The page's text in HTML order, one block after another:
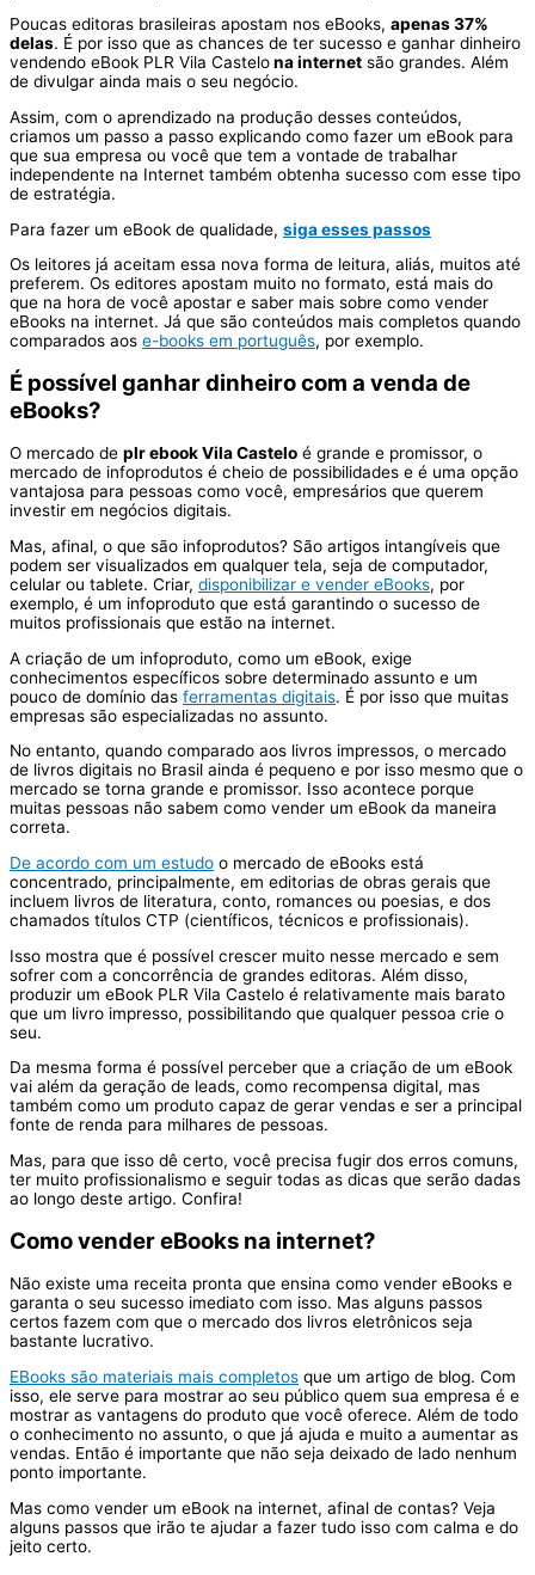
Poucas editoras brasileiras apostam nos eBooks, apenas 37%
delas. É por isso que as chances de ter sucesso e ganhar dinheiro
vendendo eBook PLR Vila Castelona internet são grandes. Além
de divulgar ainda mais o seu negócio.
Assim, com o aprendizado na produção desses conteúdos,
criamos um passo a passo explicando como fazer um eBook para
que sua empresa ou você que tem a vontade de trabalhar
independente na Internet também obtenha sucesso com esse tipo
de estratégia.
Para fazer um eBook de qualidade, siga esses passos
Os leitores já aceitam essa nova forma de leitura, aliás, muitos até
preferem. Os editores apostam muito no formato, está mais do
que na hora de você apostar e saber mais sobre como vender
eBooks na internet. Já que são conteúdos mais completos quando
comparados aos e-books em português, por exemplo.
É possível ganhar dinheiro com a venda de
eBooks?
O mercado de plr ebook Vila Castelo é grande e promissor, o
mercado de infoprodutos é cheio de possibilidades e é uma opção
vantajosa para pessoas como você, empresários que querem
investir em negócios digitais.
Mas, afinal, o que são infoprodutos? São artigos intangíveis que
podem ser visualizados em qualquer tela, seja de computador,
celular ou tablete. Criar, disponibilizar e vender eBooks, por
exemplo, é um infoproduto que está garantindo o sucesso de
muitos profissionais que estão na internet.
A criação de um infoproduto, como um eBook, exige
conhecimentos específicos sobre determinado assunto e um
pouco de domínio das ferramentas digitais. É por isso que muitas
empresas são especializadas no assunto.
No entanto, quando comparado aos livros impressos, o mercado
de livros digitais no Brasil ainda é pequeno e por isso mesmo que o
mercado se torna grande e promissor. Isso acontece porque
muitas pessoas não sabem como vender um eBook da maneira
correta.
De acordo com um estudo o mercado de eBooks está
concentrado, principalmente, em editorias de obras gerais que
incluem livros de literatura, conto, romances ou poesias, e dos
chamados títulos CTP (científicos, técnicos e profissionais).
Isso mostra que é possível crescer muito nesse mercado e sem
sofrer com a concorrência de grandes editoras. Além disso,
produzir um eBook PLR Vila Castelo é relativamente mais barato
que um livro impresso, possibilitando que qualquer pessoa crie o
seu.
Da mesma forma é possível perceber que a criação de um eBook
vai além da geração de leads, como recompensa digital, mas
também como um produto capaz de gerar vendas e ser a principal
fonte de renda para milhares de pessoas.
Mas, para que isso dê certo, você precisa fugir dos erros comuns,
ter muito profissionalismo e seguir todas as dicas que serão dadas
ao longo deste artigo. Confira!
Como vender eBooks na internet?
Não existe uma receita pronta que ensina como vender eBooks e
garanta o seu sucesso imediato com isso. Mas alguns passos
certos fazem com que o mercado dos livros eletrônicos seja
bastante lucrativo.
EBooks são materiais mais completos que um artigo de blog. Com
isso, ele serve para mostrar ao seu público quem sua empresa é e
mostrar as vantagens do produto que você oferece. Além de todo
o conhecimento no assunto, o que já ajuda e muito a aumentar as
vendas. Então é importante que não seja deixado de lado nenhum
ponto importante.
Mas como vender um eBook na internet, afinal de contas? Veja
alguns passos que irão te ajudar a fazer tudo isso com calma e do
jeito certo.